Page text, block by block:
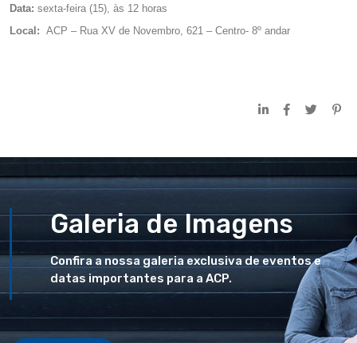
Data: sexta-feira (15), às 12 horas
Local: ACP – Rua XV de Novembro, 621 – Centro- 8º andar
Galeria de Imagens
Confira a nossa galeria exclusiva de eventos e
datas importantes para a ACP.